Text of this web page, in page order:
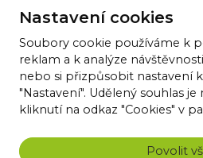
Pomůcky ke
prostěradlo
2 ručníky
psací potřeby
pohodlné oblečení
Nastavení cookies
Soubory cookie používáme k
reklam a k analýze
nebo si přizpůsobit nastavení
"Nastavení". Udělený souhlas
kliknutí na odkaz "Cookies" v
Povolit